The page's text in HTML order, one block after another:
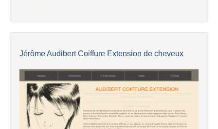
Jérôme Audibert Coiffure Extension de cheveux